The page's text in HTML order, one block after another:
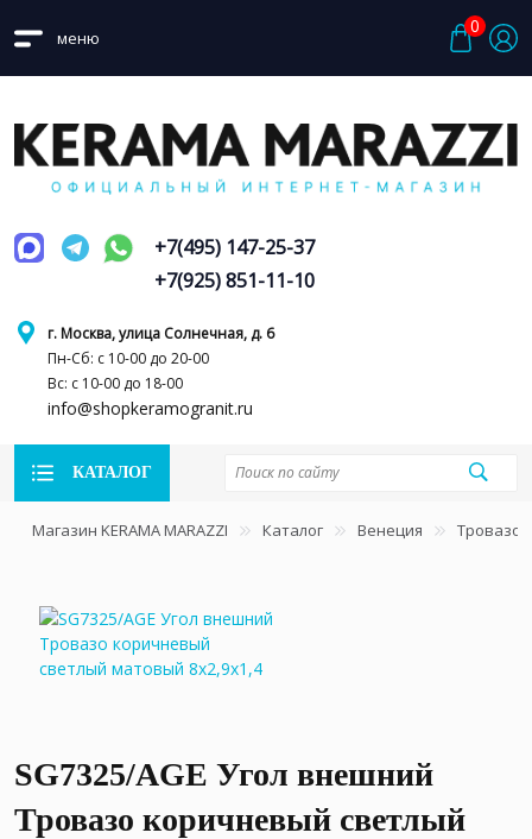
меню
0
г. Москва, улица Солнечная, д. 6
Пн-Сб: с 10-00 до 20-00
Вс: с 10-00 до 18-00
info@shopkeramogranit.ru
+7(495) 147-25-37
+7(925) 851-11-10
КАТАЛОГ
Магазин KERAMA MARAZZI Каталог Венеция Тровазо
SG7325/AGE Угол внешний
Тровазо коричневый светлый